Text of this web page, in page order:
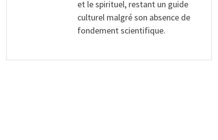
et le spirituel, restant un guide
culturel malgré son absence de
fondement scientifique.